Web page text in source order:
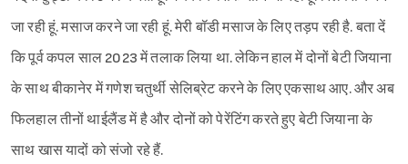
जा रही हूं. मसाज करने जा रही हूं. मेरी बॉडी मसाज के लिए तड़प रही है. बता दें
कि पूर्व कपल साल 2023 में तलाक लिया था. लेकिन हाल में दोनों बेटी जियाना
के साथ बीकानेर में गणेश चतुर्थी सेलिब्रेट करने के लिए एकसाथ आए. और अब
फिलहाल तीनों थाईलैंड में है और दोनों को पेरेंटिंग करते हुए बेटी जियाना के
साथ खास यादों को संजो रहे हैं.